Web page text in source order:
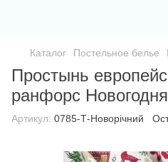
Каталог Постельное белье
Простынь
ранфорс
Артикул: 0785-Т-Новорічний